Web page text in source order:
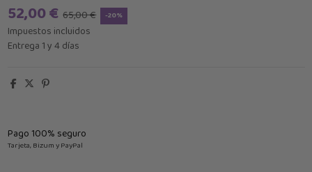
52,00 € 65,00 € -20%
Impuestos incluidos
Entrega 1 y 4 días
Pago 100% seguro
Tarjeta, Bizum y PayPal